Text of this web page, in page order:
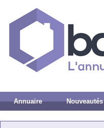
Annuaire Nouveautés